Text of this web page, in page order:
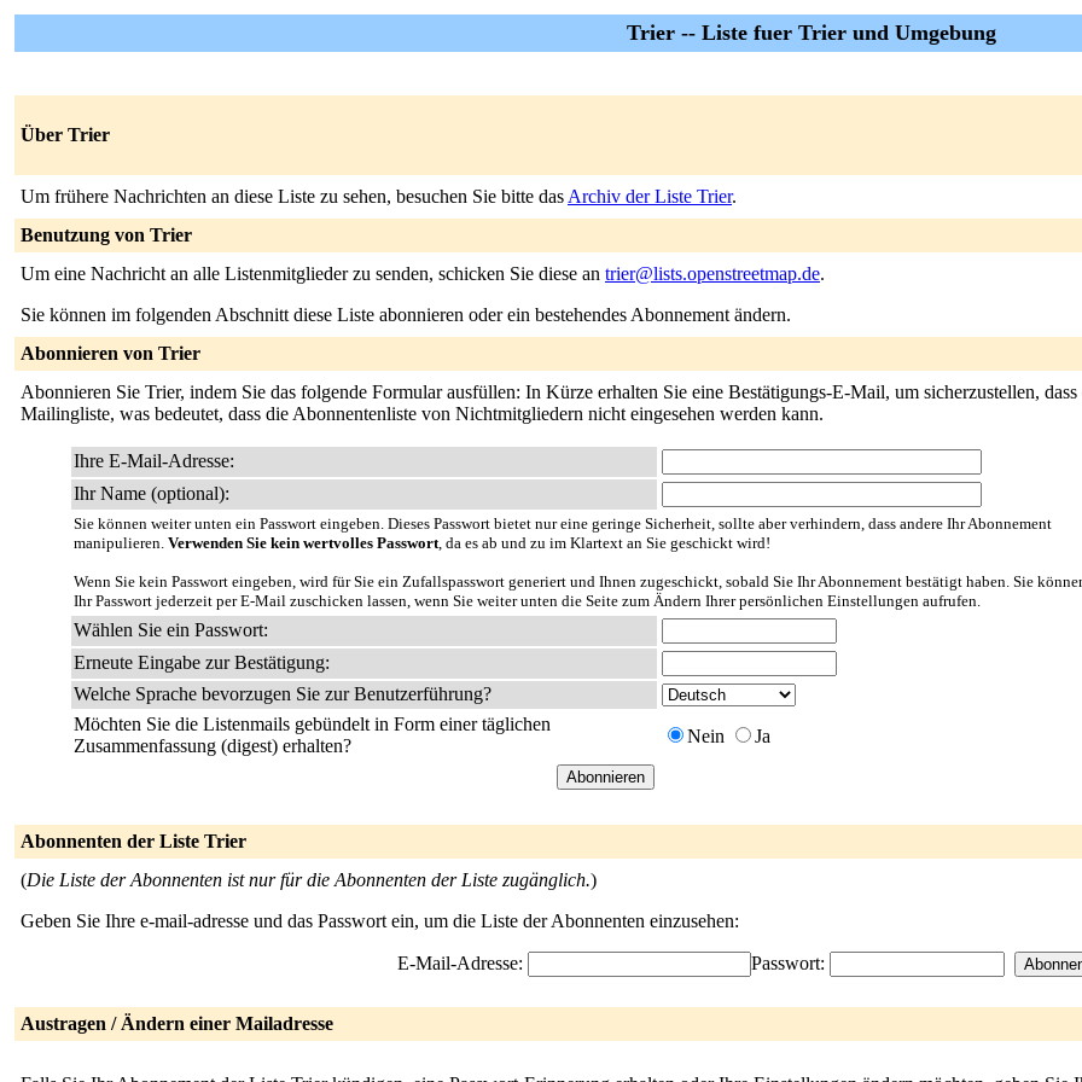
Trier -- Liste fuer Trier und Umgebung
Über Trier
Um frühere Nachrichten an diese Liste zu sehen, besuchen Sie bitte das Archiv der Liste Trier.
Benutzung von Trier
Um eine Nachricht an alle Listenmitglieder zu senden, schicken Sie diese an trier@lists.openstreetmap.de.
Sie können im folgenden Abschnitt diese Liste abonnieren oder ein bestehendes Abonnement ändern.
Abonnieren von Trier
Abonnieren Sie Trier, indem Sie das folgende Formular ausfüllen: In Kürze erhalten Sie eine Bestätigungs-E-Mail, um sicherzustellen,
Mailingliste, was bedeutet, dass die Abonnentenliste von Nichtmitgliedern nicht eingesehen werden kann.
Ihre E-Mail-Adresse:
Ihr Name (optional):
Sie können weiter unten ein Passwort eingeben. Dieses Passwort bietet nur eine geringe Sicherheit, sollte aber verhindern, dass andere Ihr Abonnement
manipulieren. Verwenden Sie kein wertvolles Passwort, da es ab und zu im Klartext an Sie geschickt wird!
Wenn Sie kein Passwort eingeben, wird für Sie ein Zufallspasswort generiert und Ihnen zugeschickt, sobald Sie Ihr Abonnement bestätigt haben. Sie
Ihr Passwort jederzeit per E-Mail zuschicken lassen, wenn Sie weiter unten die Seite zum Ändern Ihrer persönlichen Einstellungen aufrufen.
Wählen Sie ein Passwort:
Erneute Eingabe zur Bestätigung:
Welche Sprache bevorzugen Sie zur Benutzerführung?
Möchten Sie die Listenmails gebündelt in Form einer täglichen
Zusammenfassung (digest) erhalten?
Nein Ja
Abonnenten der Liste Trier
(Die Liste der Abonnenten ist nur für die Abonnenten der Liste zugänglich.)
Geben Sie Ihre e-mail-adresse und das Passwort ein, um die Liste der Abonnenten einzusehen:
E-Mail-Adresse: Passwort:
Austragen / Ändern einer Mailadresse